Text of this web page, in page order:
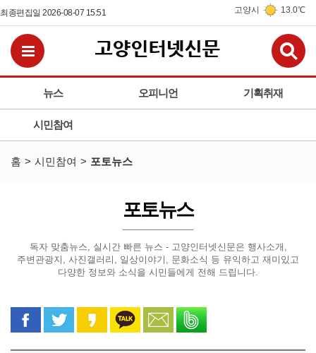
최종편집일 2026-08-07 15:51 고양시 13.0℃
뉴스 오피니언 기획취재
시민참여
전체메뉴보기
홈 시민참여 포토뉴스
포토뉴스
독자 맞춤뉴스, 실시간 빠른 뉴스 - 고양인터넷신문은 행사소개,
주변관광지, 사진갤러리, 일상이야기, 문화소식 등 유익하고 재미있고
다양한 정보와 소식을 시민들에게 전해 드립니다.
페이스북으로 공유
트위터로 공유카카오 스토리로 공유
카카오톡으로 공유
문자로 공유